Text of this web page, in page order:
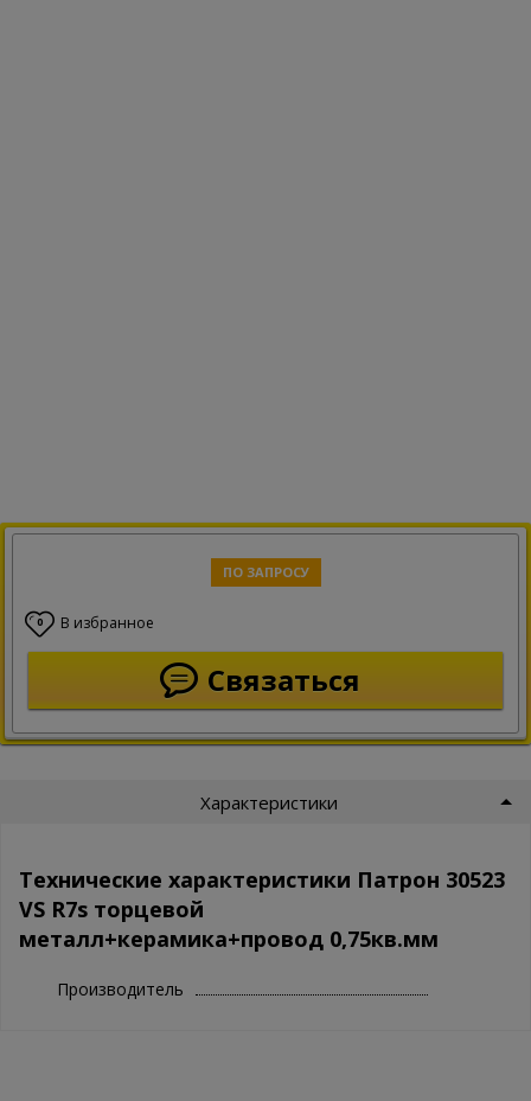
ПО ЗАПРОСУ
0 В избранное
Связаться
Характеристики
Технические характеристики Патрон 30523
VS R7s торцевой
металл+керамика+провод 0,75кв.мм
Производитель